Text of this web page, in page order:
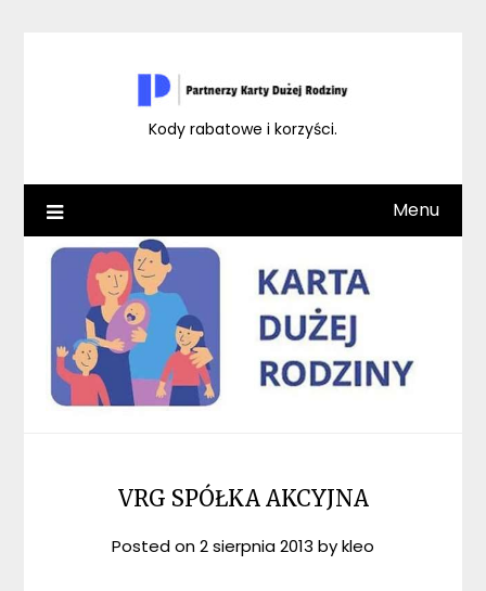
Kody rabatowe i korzyści.
Menu
VRG SPÓŁKA AKCYJNA
Posted on2 sierpnia 2013 bykleo